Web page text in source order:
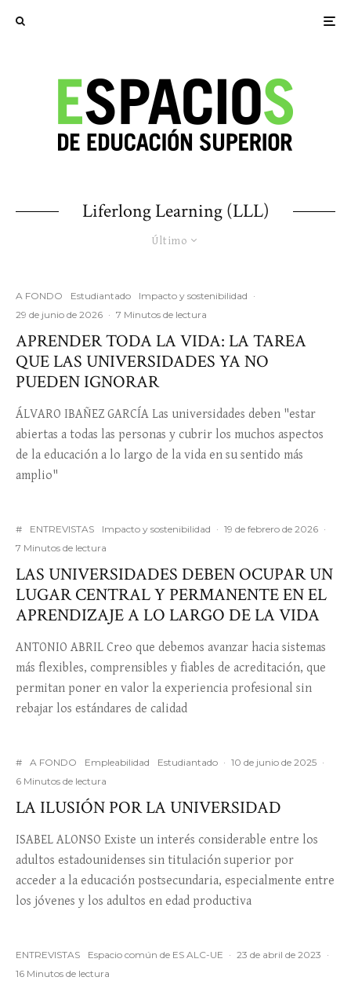
Liferlong Learning (LLL)
Último
A FONDO Estudiantado Impacto y sostenibilidad ·
29 de junio de 2026 · 7 Minutos de lectura
APRENDER TODA LA VIDA: LA TAREA
QUE LAS UNIVERSIDADES YA NO
PUEDEN IGNORAR
ÁLVARO IBAÑEZ GARCÍA Las universidades deben "estar
abiertas a todas las personas y cubrir los muchos aspectos
de la educación a lo largo de la vida en su sentido más
amplio"
# ENTREVISTAS Impacto y sostenibilidad · 19 de febrero de 2026 ·
7 Minutos de lectura
LAS UNIVERSIDADES DEBEN OCUPAR UN
LUGAR CENTRAL Y PERMANENTE EN EL
APRENDIZAJE A LO LARGO DE LA VIDA
ANTONIO ABRIL Creo que debemos avanzar hacia sistemas
más flexibles, comprensibles y fiables de acreditación, que
permitan poner en valor la experiencia profesional sin
rebajar los estándares de calidad
# A FONDO Empleabilidad Estudiantado · 10 de junio de 2025 ·
6 Minutos de lectura
LA ILUSIÓN POR LA UNIVERSIDAD
ISABEL ALONSO Existe un interés considerable entre los
adultos estadounidenses sin titulación superior por
acceder a la educación postsecundaria, especialmente entre
los jóvenes y los adultos en edad productiva
ENTREVISTAS Espacio común de ES ALC-UE · 23 de abril de 2023 ·
16 Minutos de lectura